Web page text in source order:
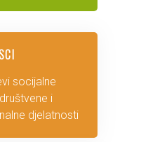
socijalne
i
djelatnosti